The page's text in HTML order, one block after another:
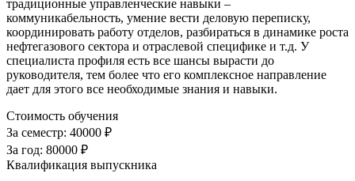
традиционные управленческие навыки –
коммуникабельность, умение вести деловую переписку,
координировать работу отделов, разбираться в динамике роста
нефтегазового сектора и отраслевой специфике и т.д. У
специалиста профиля есть все шансы вырасти до
руководителя, тем более что его комплексное направление
дает для этого все необходимые знания и навыки.
Стоимость обучения
За семестр: 40000 ₽
За год: 80000 ₽
Квалификация выпускника